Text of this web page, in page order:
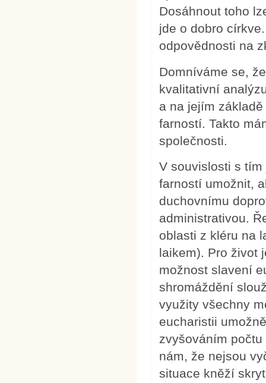
Dosáhnout toho
jde o dobro
odpovědnosti na
Domníváme se,
kvalitativní
a na jejím
farností. Takto
společnosti.
V souvislosti s
farností umožnit,
duchovnímu
administrativou.
oblasti z kléru na
laikem). Pro život
možnost slavení
shromáždění
využity všechny
eucharistii
zvyšováním
nám, že nejsou
situace kněží